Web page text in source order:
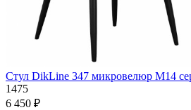
Стул DikLine 347 микровелюр M14
1475
6 450 ₽